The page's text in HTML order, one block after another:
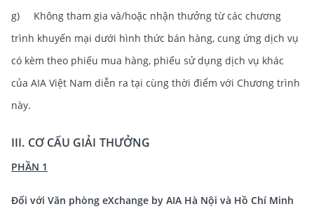
g) Không tham gia và/hoặc nhận thưởng từ các chương
trình khuyến mại dưới hình thức bán hàng, cung ứng dịch vụ
có kèm theo phiếu mua hàng, phiếu sử dụng dịch vụ khác
của AIA Việt Nam diễn ra tại cùng thời điểm với Chương trình
này.
III. CƠ CẤU GIẢI THƯỞNG
PHẦN 1
Đối với Văn phòng eXchange by AIA Hà Nội và Hồ Chí Minh